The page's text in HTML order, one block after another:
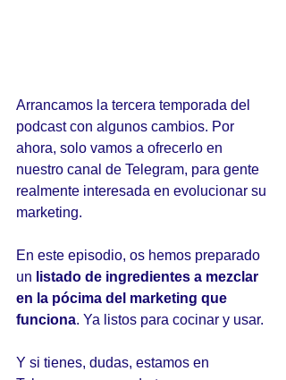
Arrancamos la tercera temporada del
podcast con algunos cambios. Por
ahora, solo vamos a ofrecerlo en
nuestro canal de Telegram, para gente
realmente interesada en evolucionar su
marketing.
En este episodio, os hemos preparado
un listado de ingredientes a mezclar
en la pócima del marketing que
funciona. Ya listos para cocinar y usar.
Y si tienes, dudas, estamos en